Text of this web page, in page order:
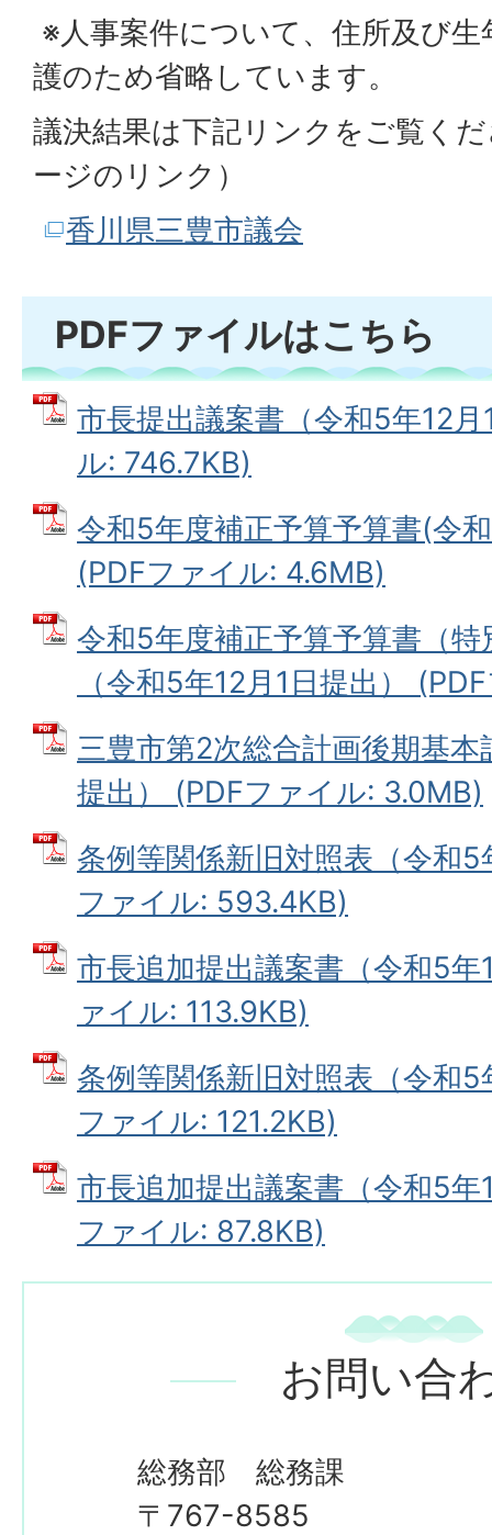
※人事案件について、住所及び
護のため省略しています。
議決結果は下記リンクをご覧く
ージのリンク）
香川県三豊市議会
PDFファイルはこちら
市長提出議案書（令和5年12
ル: 746.7KB)
令和5年度補正予算予算書(令
(PDFファイル: 4.6MB)
令和5年度補正予算予算書（
（令和5年12月1日提出）
三豊市第2次総合計画後期基
提出） (PDFファイル: 3.0MB)
条例等関係新旧対照表（令和
ファイル: 593.4KB)
市長追加提出議案書（令和5
ァイル: 113.9KB)
条例等関係新旧対照表（令和
ファイル: 121.2KB)
市長追加提出議案書（令和5
ファイル: 87.8KB)
お問い合
総務部 総務課
〒767-8585